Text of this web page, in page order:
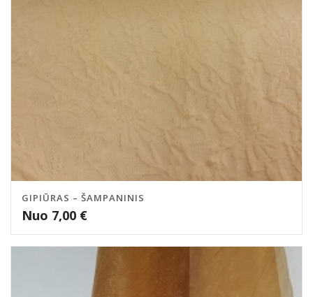
GIPIŪRAS – ŠAMPANINIS
Nuo 7,00 €